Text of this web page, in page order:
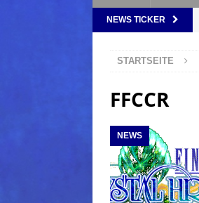
NEWS TICKER
STARTSEITE
FFCCR
NEWS